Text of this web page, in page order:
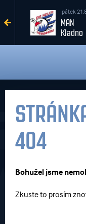
pátek
MAN
Kladno
404
Bohužel jsme
Zkuste to prosím